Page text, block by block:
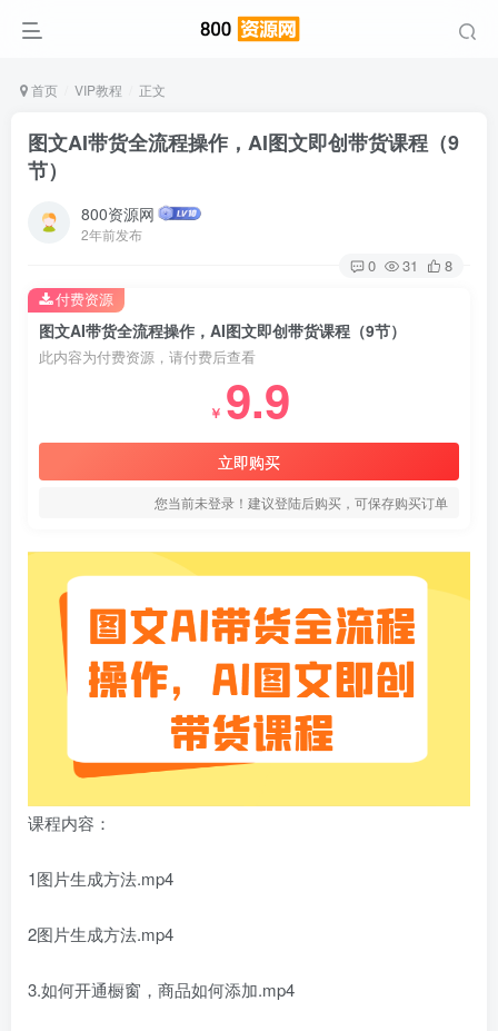
首页 VIP教程 正文
图文AI带货全流程操作，AI图文即创带货课程（9
节）
800资源网
2年前发布
0 31 8
图文AI带货全流程操作，AI图文即创带货课程（9节）
此内容为付费资源，请付费后查看
￥ 9.9
立即购买
您当前未登录！建议登陆后购买，可保存购买订单
付费资源
课程内容：
1图片生成方法.mp4
2图片生成方法.mp4
3.如何开通橱窗，商品如何添加.mp4